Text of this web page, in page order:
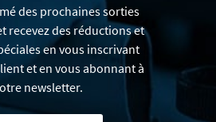
des prochaines sorties
recevez des réductions et
en vous inscrivant
et en vous abonnant à
newsletter.